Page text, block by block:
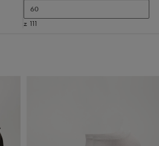
60
z 111